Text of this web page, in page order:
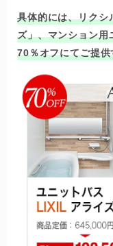
具体的には、リクシ
ズ」、マンション用
70％オフにてご提